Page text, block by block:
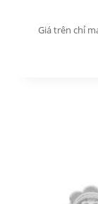
Giá trên chỉ